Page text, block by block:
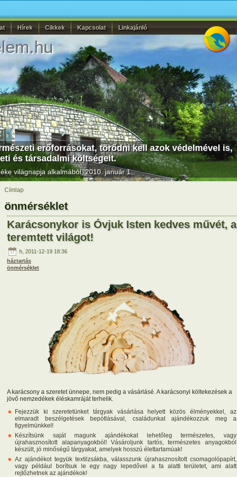
Hírek Cikkek Kapcsolat Linkajánló
erőforrásokat, törődni kell azok védelmével is,
és társadalmi költségeit.
világnapja alkalmából, 2010. január 1.
Címlap
önmérséklet
Karácsonykor is Óvjuk Isten kedves művét, a
teremtett világot!
h, 2011-12-19 18:36
háztartás
önmérséklet
A karácsony a szeretet ünnepe, nem pedig a vásárlásé. A karácsonyi költekezések a
jövő nemzedékek éléskamráját terhelik.
Fejezzük ki szeretetünket tárgyak vásárlása helyett közös élményekkel, az
elmaradt beszélgetések bepótlásával, családunkat ajándékozzuk meg a
figyelmünkkel!
Készítsünk saját magunk ajándékokat lehetőleg természetes, vagy
újrahasznosított alapanyagokból! Vásároljunk tartós, természetes anyagokból
készült, jó minőségű tárgyakat, amelyek hosszú élettartamúak!
Az ajándékot tegyük textilzsákba, válasszunk újrahasznosított csomagolópapírt,
vagy például borítsuk le egy nagy lepedővel a fa alatti területet, ami alatt
rejtőzhetnek az ajándékok!